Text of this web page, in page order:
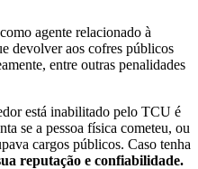
agente relacionado à
devolver aos cofres públicos
entre outras penalidades
está inabilitado pelo TCU é
se a pessoa física cometeu, ou
cargos públicos. Caso tenha
reputação e confiabilidade.